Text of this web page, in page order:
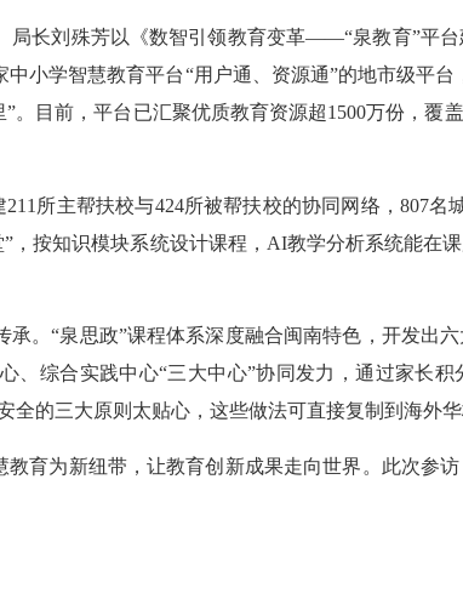
长刘殊芳以《数智引领教育变革——“泉教育”平台
小学智慧教育平台“用户通、资源通”的地市级平
目前，平台已汇聚优质教育资源超1500万份，覆
所主帮扶校与424所被帮扶校的协同网络，807名
，按知识模块系统设计课程，AI教学分析系统能在
“泉思政”课程体系深度融合闽南特色，开发出
、综合实践中心“三大中心”协同发力，通过家长
全的三大原则太贴心，这些做法可直接复制到海外
为新纽带，让教育创新成果走向世界。此次参